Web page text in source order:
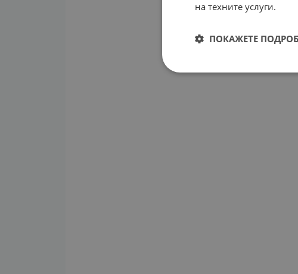
на техните услуги.
ПОКАЖЕТЕ